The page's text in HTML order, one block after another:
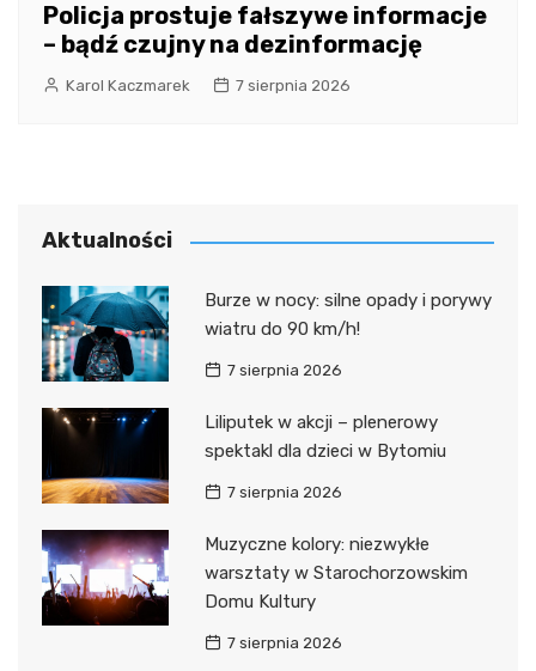
Policja prostuje fałszywe informacje
– bądź czujny na dezinformację
Karol Kaczmarek 7 sierpnia 2026
Aktualności
Burze w nocy: silne opady i porywy
wiatru do 90 km/h!
7 sierpnia 2026
Liliputek w akcji – plenerowy
spektakl dla dzieci w Bytomiu
7 sierpnia 2026
Muzyczne kolory: niezwykłe
warsztaty w Starochorzowskim
Domu Kultury
7 sierpnia 2026